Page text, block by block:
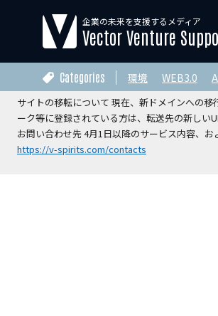
【運営会社変更のお知ら
2026年4月1日をもちまして、本サイトの運営
V-Spirits総合研究所株式会社
サイトの移転について 現在、新ドメインへの
ーク等に登録されている方は、転送先の新しい
お問い合わせ先 4月1日以降のサービス内容、
https://v-spirits.com/contacts
企業の未来を支援するメディア
Vector Venture
Categories 環境 WEB3.0